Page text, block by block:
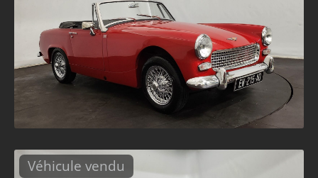
Véhicule vendu